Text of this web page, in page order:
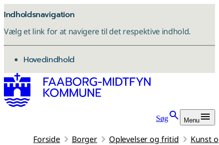
Indholdsnavigation
Vælg et link for at navigere til det respektive indhold.
gå til
Hovedindhold
Søg Menu
Forside Borger Oplevelser og fritid Kunst